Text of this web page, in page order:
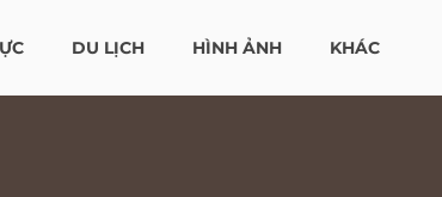
DU LỊCH HÌNH ẢNH KHÁC